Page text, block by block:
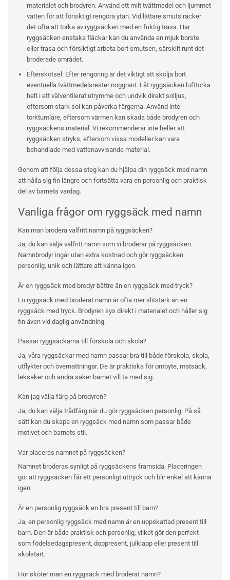
materialet och brodyren. Använd ett milt tvättmedel och ljummet
vatten för att försiktigt rengöra ytan. Vid lättare smuts räcker
det ofta att torka av ryggsäcken med en fuktig trasa. Har
ryggsäcken enstaka fläckar kan du använda en mjuk borste
eller trasa och försiktigt arbeta bort smutsen, särskilt runt det
broderade området.
Efterskötsel: Efter rengöring är det viktigt att skölja bort
eventuella tvättmedelsrester noggrant. Låt ryggsäcken lufttorka
helt i ett välventilerat utrymme och undvik direkt solljus,
eftersom stark sol kan påverka färgerna. Använd inte
torktumlare, eftersom värmen kan skada både brodyren och
ryggsäckens material. Vi rekommenderar inte heller att
ryggsäcken stryks, eftersom vissa modeller kan vara
behandlade med vattenavvisande material.
Genom att följa dessa steg kan du hjälpa din ryggsäck med namn
att hålla sig fin längre och fortsätta vara en personlig och praktisk
del av barnets vardag.
Vanliga frågor om ryggsäck med namn
Kan man brodera valfritt namn på ryggsäcken?
Ja, du kan välja valfritt namn som vi broderar på ryggsäcken.
Namnbrodyr ingår utan extra kostnad och gör ryggsäcken
personlig, unik och lättare att känna igen.
Är en ryggsäck med brodyr bättre än en ryggsäck med tryck?
En ryggsäck med broderat namn är ofta mer slitstark än en
ryggsäck med tryck. Brodyren sys direkt i materialet och håller sig
fin även vid daglig användning.
Passar ryggsäckarna till förskola och skola?
Ja, våra ryggsäckar med namn passar bra till både förskola, skola,
utflykter och övernattningar. De är praktiska för ombyte, matsäck,
leksaker och andra saker barnet vill ta med sig.
Kan jag välja färg på brodyren?
Ja, du kan välja trådfärg när du gör ryggsäcken personlig. På så
sätt kan du skapa en ryggsäck med namn som passar både
motivet och barnets stil.
Var placeras namnet på ryggsäcken?
Namnet broderas synligt på ryggsäckens framsida. Placeringen
gör att ryggsäcken får ett personligt uttryck och blir enkel att känna
igen.
Är en personlig ryggsäck en bra present till barn?
Ja, en personlig ryggsäck med namn är en uppskattad present till
barn. Den är både praktisk och personlig, vilket gör den perfekt
som födelsedagspresent, doppresent, julklapp eller present till
skolstart.
Hur sköter man en ryggsäck med broderat namn?